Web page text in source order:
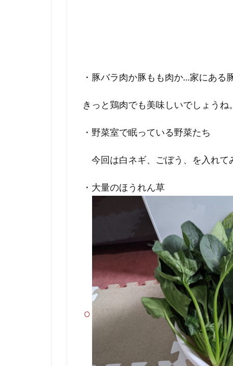
・豚バラ肉か豚もも肉か…家にある
きっと鶏肉でも美味しいでしょうね。
・野菜室で眠っている野菜たち
今回は白ネギ、ごぼう、を入れて
・大量のほうれん草